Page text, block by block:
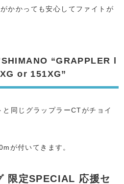
かかっても安心してファイトが
“GRAPPLER l
or 151XG”
同じグラップラーCTがチョイ
が付いてきます。
限定SPECIAL 応援セ